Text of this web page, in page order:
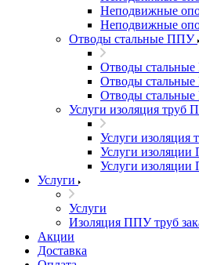
Неподвижные
Неподвижные
Отводы стальные ППУ
Отводы
Отводы
Отводы
Услуги изоляция труб
Услуги изоляция
Услуги
Услуги
Услуги
Услуги
Изоляция ППУ труб
Акции
Доставка